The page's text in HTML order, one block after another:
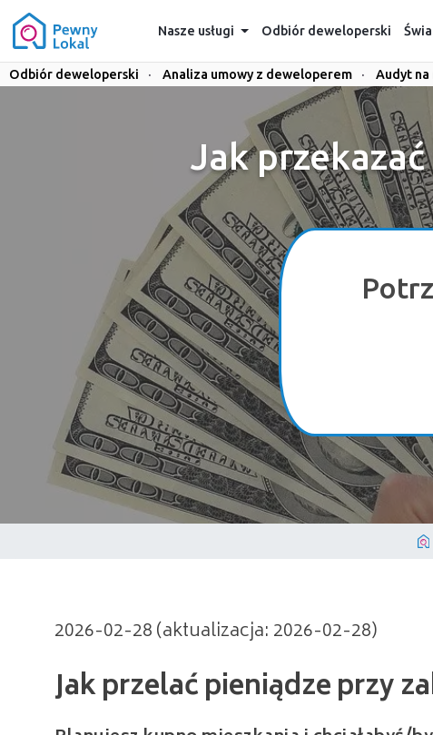
Nasze usługi Odbiór deweloperski
Odbiór deweloperski · Analiza umowy z deweloperem · Audyt na
Jak
2026-02-28 (aktualizacja: 2026-02-28)
Jak przelać pieniądze przy